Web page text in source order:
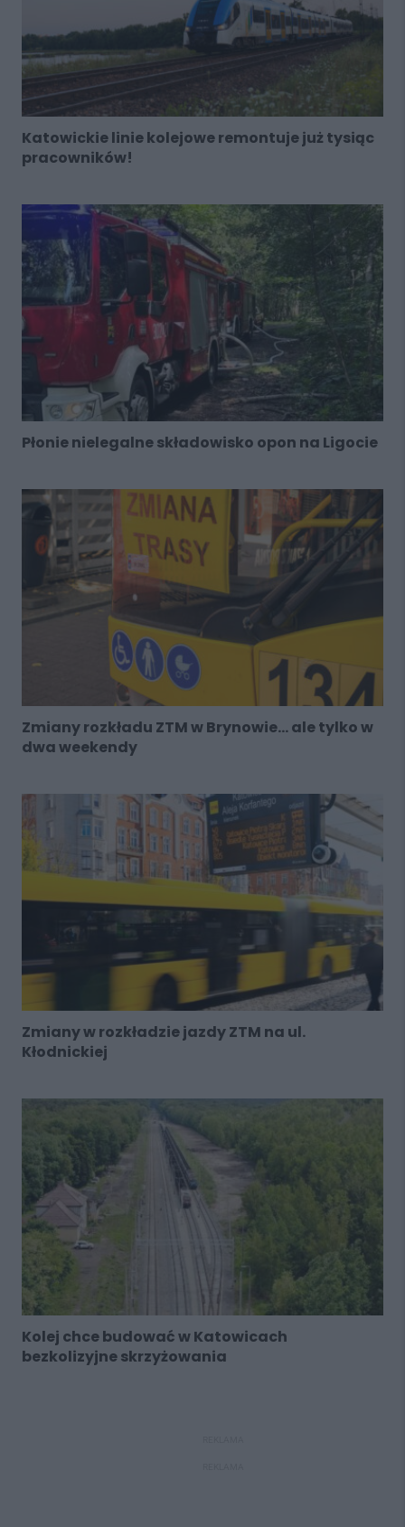
Katowickie linie kolejowe remontuje już tysiąc
pracowników!
Płonie nielegalne składowisko opon na Ligocie
Zmiany rozkładu ZTM w Brynowie... ale tylko w
dwa weekendy
Zmiany w rozkładzie jazdy ZTM na ul.
Kłodnickiej
Kolej chce budować w Katowicach
bezkolizyjne skrzyżowania